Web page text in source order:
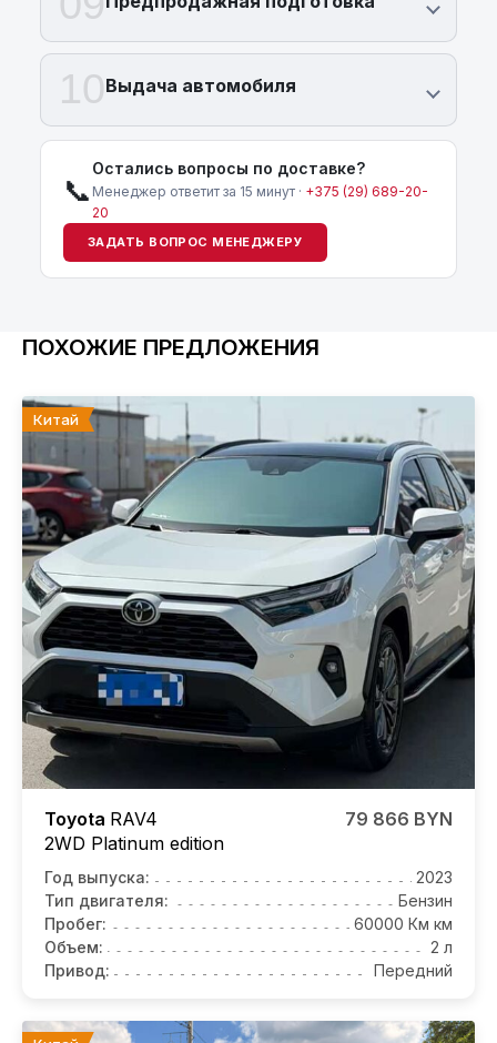
10Выдача автомобиля
📞
Остались вопросы по доставке?
Менеджер ответит за 15 минут · +375 (29) 689-20-
20
ЗАДАТЬ ВОПРОС МЕНЕДЖЕРУ
ПОХОЖИЕ ПРЕДЛОЖЕНИЯ
Китай
Toyota RAV4
2WD Platinum edition
79 866 BYN
Год выпуска:
2023
Тип двигателя:
Бензин
Пробег:
60000 Км км
Объем:
2 л
Привод:
Передний